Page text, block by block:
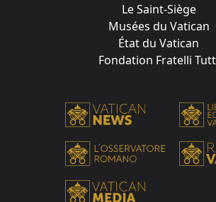
Le Saint-Siège
Musées du Vatican
État du Vatican
Fondation Fratelli